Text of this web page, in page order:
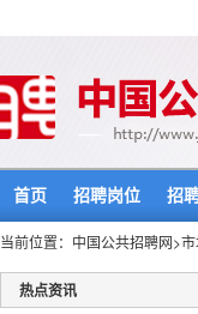
首页 招聘岗位 招
当前位置： 中国公共招聘网>
热点资讯